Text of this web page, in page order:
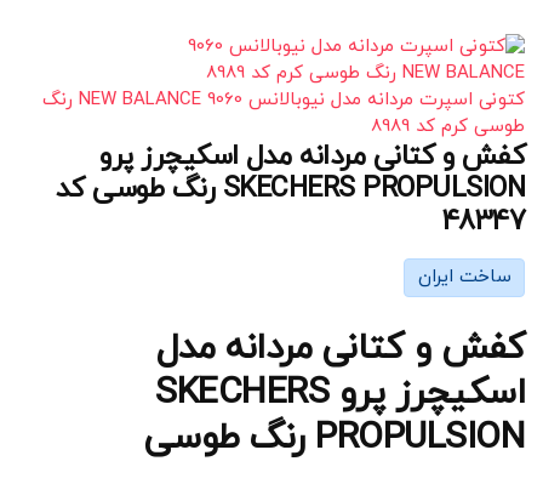
کتونی اسپرت مردانه مدل نیوبالانس 9060 NEW BALANCE رنگ
طوسی کرم کد 8989
کفش و کتانی مردانه مدل اسکیچرز پرو
SKECHERS PROPULSION رنگ طوسی کد
48347
ساخت ایران
کفش و کتانی مردانه مدل
اسکیچرز پرو SKECHERS
PROPULSION رنگ طوسی